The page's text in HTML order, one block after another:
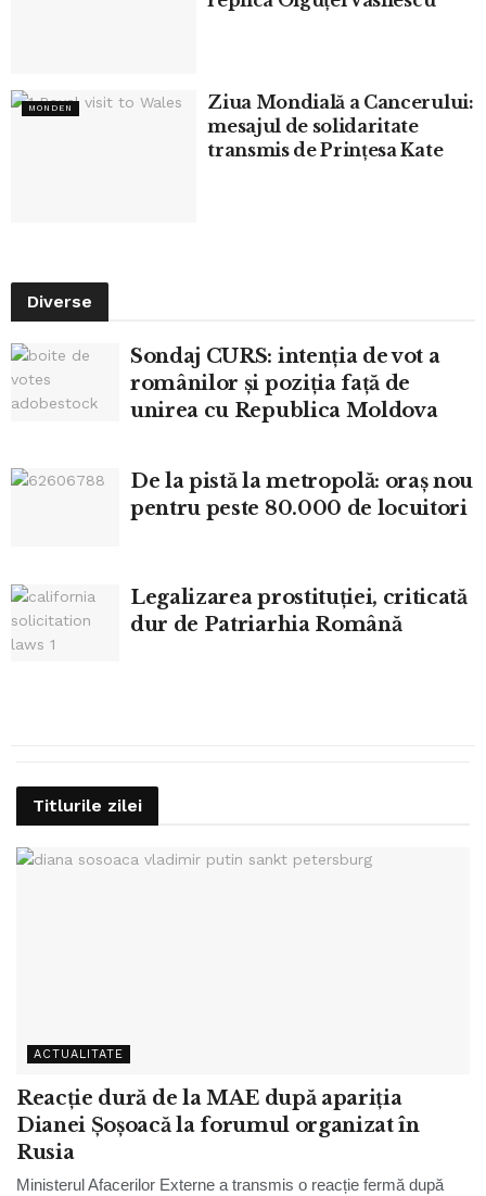
MONDEN
Ziua Mondială a Cancerului:
mesajul de solidaritate
transmis de Prințesa Kate
Diverse
Sondaj CURS: intenția de vot a
românilor și poziția față de
unirea cu Republica Moldova
De la pistă la metropolă: oraș nou
pentru peste 80.000 de locuitori
Legalizarea prostituției, criticată
dur de Patriarhia Română
Titlurile zilei
ACTUALITATE
Reacție dură de la MAE după apariția
Dianei Șoșoacă la forumul organizat în
Rusia
Ministerul Afacerilor Externe a transmis o reacție fermă după